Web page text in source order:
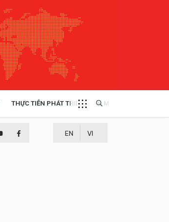
THỰC TIỄN PHÁT TRIỂN MULTIMEDIA
EN VI